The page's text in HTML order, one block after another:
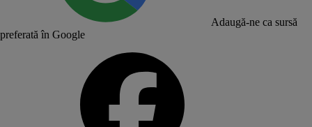
Adaugă-ne ca sursă
preferată în Google